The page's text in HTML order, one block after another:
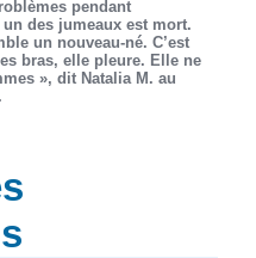
pendant
un des jumeaux est mort.
un nouveau-né. C’est
bras, elle pleure. Elle ne
», dit Natalia M. au